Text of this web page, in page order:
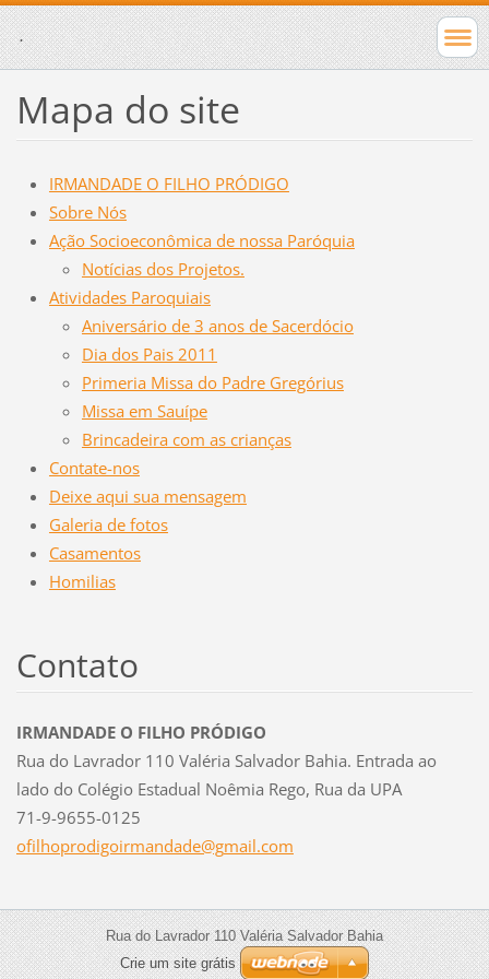
.
Mapa do site
IRMANDADE O FILHO PRÓDIGO
Sobre Nós
Ação Socioeconômica de nossa Paróquia
Notícias dos Projetos.
Atividades Paroquiais
Aniversário de 3 anos de Sacerdócio
Dia dos Pais 2011
Primeria Missa do Padre Gregórius
Missa em Sauípe
Brincadeira com as crianças
Contate-nos
Deixe aqui sua mensagem
Galeria de fotos
Casamentos
Homilias
Contato
IRMANDADE O FILHO PRÓDIGO
Rua do Lavrador 110 Valéria Salvador Bahia. Entrada ao
lado do Colégio Estadual Noêmia Rego, Rua da UPA
71-9-9655-0125
ofilhoprodigoirmandade@gmail.com
Rua do Lavrador 110 Valéria Salvador Bahia
Crie um site grátis